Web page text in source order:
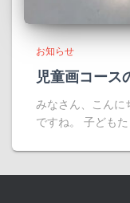
お知らせ
児童画コース
みなさん、こんに
ですね。 子どもた